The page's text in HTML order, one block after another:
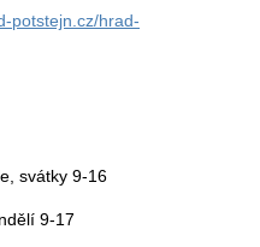
potstejn.cz/hrad-
svátky 9-16
9-17